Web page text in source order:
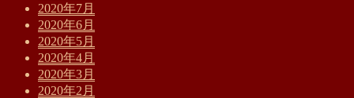
2020年7月
2020年6月
2020年5月
2020年4月
2020年3月
2020年2月